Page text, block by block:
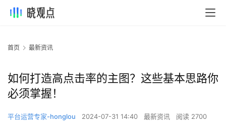
首页 最新资讯
如何打造高点击率的主图？这些基本思路你
必须掌握！
平台运营专家-honglou 2024-07-31 14:40 最新资讯 阅读 2700